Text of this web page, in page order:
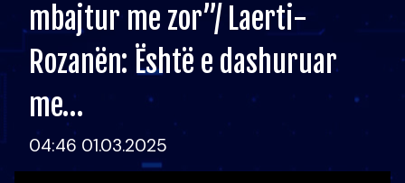
mbajtur me zor”/ Laerti-
Rozanën: Është e dashuruar
me…
04:46 01.03.2025